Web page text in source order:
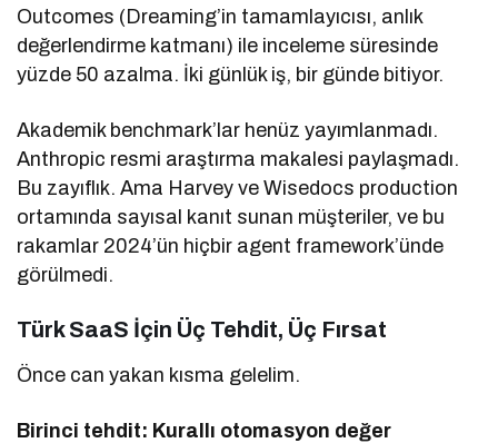
Outcomes (Dreaming’in tamamlayıcısı, anlık
değerlendirme katmanı) ile inceleme süresinde
yüzde 50 azalma. İki günlük iş, bir günde bitiyor.
Akademik benchmark’lar henüz yayımlanmadı.
Anthropic resmi araştırma makalesi paylaşmadı.
Bu zayıflık. Ama Harvey ve Wisedocs production
ortamında sayısal kanıt sunan müşteriler, ve bu
rakamlar 2024’ün hiçbir agent framework’ünde
görülmedi.
Türk SaaS İçin Üç Tehdit, Üç Fırsat
Önce can yakan kısma gelelim.
Birinci tehdit: Kurallı otomasyon değer